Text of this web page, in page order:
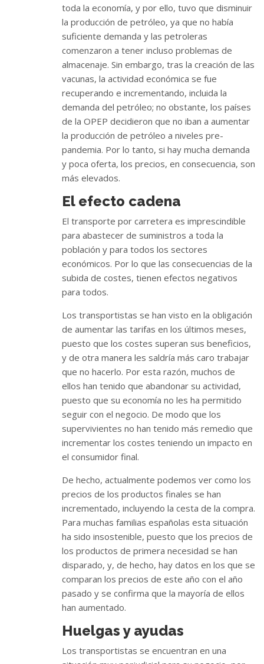
toda la economía, y por ello, tuvo que disminuir
la producción de petróleo, ya que no había
suficiente demanda y las petroleras
comenzaron a tener incluso problemas de
almacenaje. Sin embargo, tras la creación de las
vacunas, la actividad económica se fue
recuperando e incrementando, incluida la
demanda del petróleo; no obstante, los países
de la OPEP decidieron que no iban a aumentar
la producción de petróleo a niveles pre-
pandemia. Por lo tanto, si hay mucha demanda
y poca oferta, los precios, en consecuencia, son
más elevados.
El efecto cadena
El transporte por carretera es imprescindible
para abastecer de suministros a toda la
población y para todos los sectores
económicos. Por lo que las consecuencias de la
subida de costes, tienen efectos negativos
para todos.
Los transportistas se han visto en la obligación
de aumentar las tarifas en los últimos meses,
puesto que los costes superan sus beneficios,
y de otra manera les saldría más caro trabajar
que no hacerlo. Por esta razón, muchos de
ellos han tenido que abandonar su actividad,
puesto que su economía no les ha permitido
seguir con el negocio. De modo que los
supervivientes no han tenido más remedio que
incrementar los costes teniendo un impacto en
el consumidor final.
De hecho, actualmente podemos ver como los
precios de los productos finales se han
incrementado, incluyendo la cesta de la compra.
Para muchas familias españolas esta situación
ha sido insostenible, puesto que los precios de
los productos de primera necesidad se han
disparado, y, de hecho, hay datos en los que se
comparan los precios de este año con el año
pasado y se confirma que la mayoría de ellos
han aumentado.
Huelgas y ayudas
Los transportistas se encuentran en una